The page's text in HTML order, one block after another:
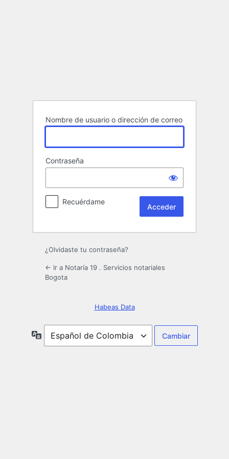
Nombre de usuario o dirección de correo
Contraseña
Recuérdame
¿Olvidaste tu contraseña?
← Ir a Notaría 19 . Servicios notariales
Bogota
Habeas Data
Idioma